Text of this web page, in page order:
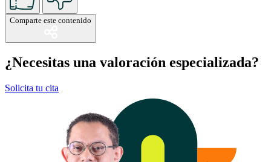
Comparte este contenido
¿Necesitas una valoración especializada?
Solicita tu cita